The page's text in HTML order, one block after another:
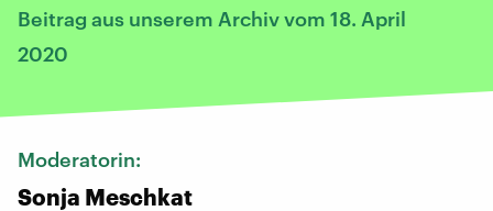
Beitrag aus unserem Archiv vom 18. April
2020
Moderatorin:
Sonja Meschkat